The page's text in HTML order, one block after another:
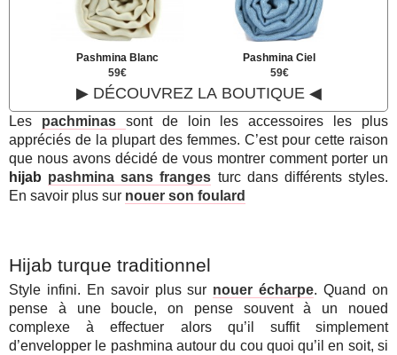
Pashmina Blanc
59€
Pashmina Ciel
59€
▶ DÉCOUVREZ LA BOUTIQUE ◀
Les pachminas
sont de loin les accessoires les plus
appréciés de la plupart des femmes. C’est pour cette raison
que nous avons décidé de vous montrer comment porter un
hijab pashmina sans franges turc dans différents styles.
En savoir plus sur nouer son foulard
Hijab turque traditionnel
Style infini. En savoir plus sur nouer écharpe.Quand on
pense à une boucle, on pense souvent à un noued
complexe à effectuer alors qu’il suffit simplement
d’envelopper le pashmina autour du cou quoi qu’il en soit, si